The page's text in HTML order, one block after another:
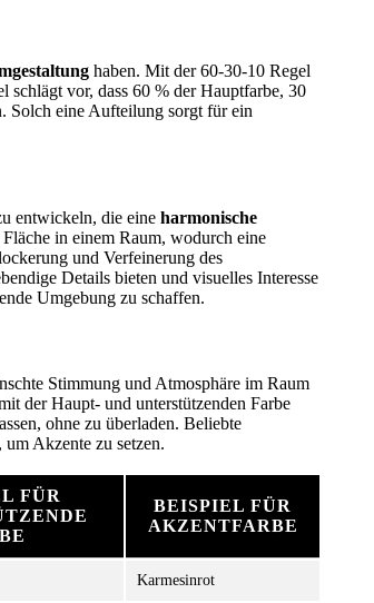
haben. Mit der 60-30-10 Regel
schlägt vor, dass 60 % der Hauptfarbe, 30
Solch eine Aufteilung sorgt für ein
entwickeln, die eine harmonische
in einem Raum, wodurch eine
und Verfeinerung des
Details bieten und visuelles Interesse
Umgebung zu schaffen.
Stimmung und Atmosphäre im Raum
der Haupt- und unterstützenden Farbe
ohne zu überladen. Beliebte
Akzente zu setzen.
FÜR
BEISPIEL FÜR
AKZENTFARBE
Karmesinrot